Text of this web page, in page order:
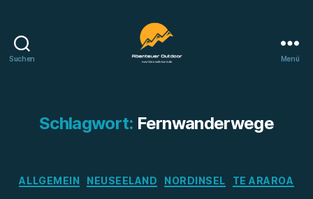
Suchen Menü
Schlagwort: Fernwanderwege
Kategorien
ALLGEMEIN NEUSEELAND NORDINSEL TE ARAROA